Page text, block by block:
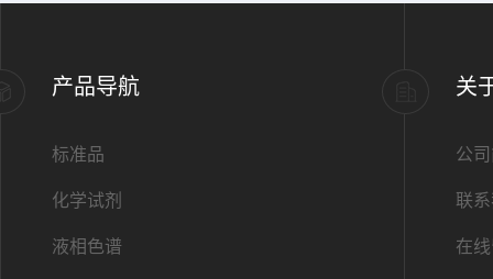
产品导航
标准品
化学试剂
液相色谱
关
公
联
在